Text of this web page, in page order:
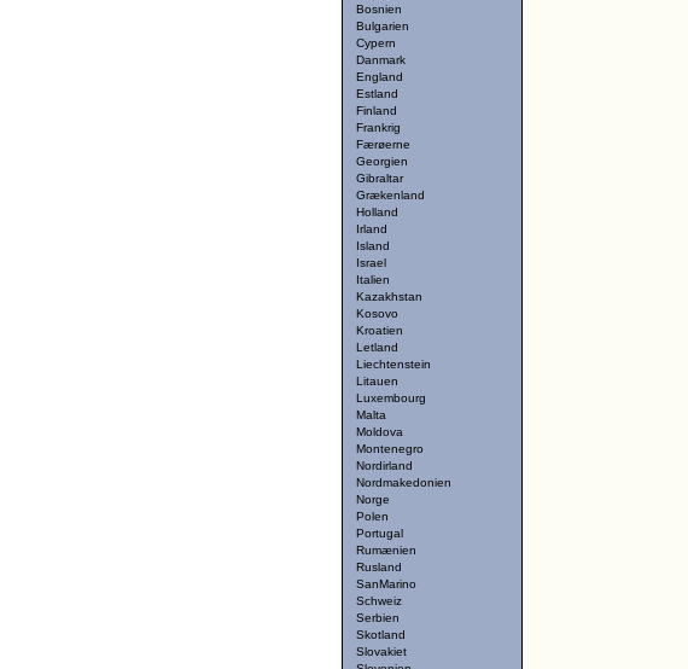
Bosnien
Bulgarien
Cypern
Danmark
England
Estland
Finland
Frankrig
Færøerne
Georgien
Gibraltar
Grækenland
Holland
Irland
Island
Israel
Italien
Kazakhstan
Kosovo
Kroatien
Letland
Liechtenstein
Litauen
Luxembourg
Malta
Moldova
Montenegro
Nordirland
Nordmakedonien
Norge
Polen
Portugal
Rumænien
Rusland
SanMarino
Schweiz
Serbien
Skotland
Slovakiet